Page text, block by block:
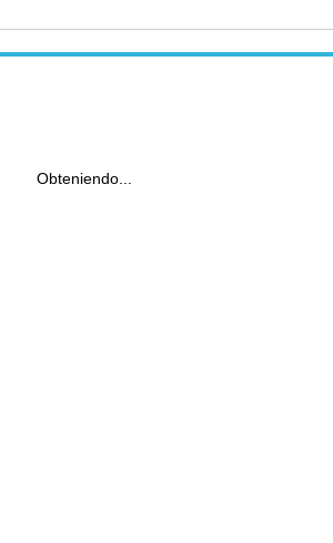
Obteniendo...